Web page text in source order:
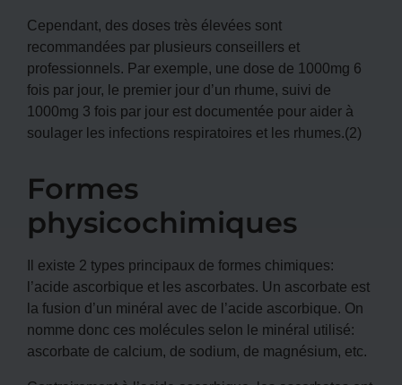
Cependant, des doses très élevées sont
recommandées par plusieurs conseillers et
professionnels. Par exemple, une dose de 1000mg 6
fois par jour, le premier jour d’un rhume, suivi de
1000mg 3 fois par jour est documentée pour aider à
soulager les infections respiratoires et les rhumes.(2)
Formes
physicochimiques
Il existe 2 types principaux de formes chimiques:
l’acide ascorbique et les ascorbates. Un ascorbate est
la fusion d’un minéral avec de l’acide ascorbique. On
nomme donc ces molécules selon le minéral utilisé:
ascorbate de calcium, de sodium, de magnésium, etc.